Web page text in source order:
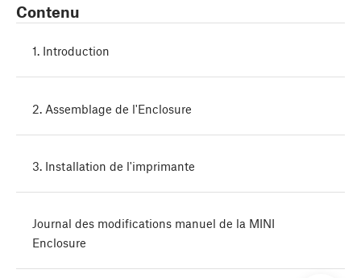
Contenu
1. Introduction
2. Assemblage de l'Enclosure
3. Installation de l'imprimante
Journal des modifications manuel de la MINI
Enclosure